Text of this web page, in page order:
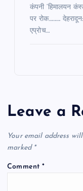
कंपनी ‘हिमालयन
पर रोक……….
एप्रोच…
Leave a
Your email address
marked *
Comment*